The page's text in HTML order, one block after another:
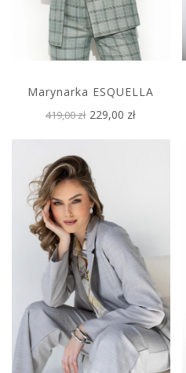
Marynarka ESQUELLA
419,00 zł 229,00 zł